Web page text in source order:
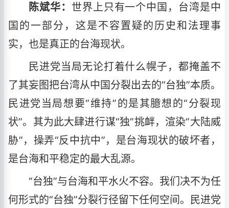
陈斌华： 世界上只有一个中国，台湾是中
国的一部分，这是不容置疑的历史和法理事
实，也是真正的台海现状。
民进党当局无论打着什么幌子，都掩盖不
了其妄图把台湾从中国分裂出去的“台独”本质。
民进党当局想要“维持”的是其臆想的“分裂现
状”。其为此大肆进行谋“独”挑衅，渲染“大陆威
胁”，操弄“反中抗中”，是台海现状的破坏者，
是台海和平稳定的最大乱源。
“台独”与台海和平水火不容。我们决不为任
何形式的“台独”分裂行径留下任何空间。民进党